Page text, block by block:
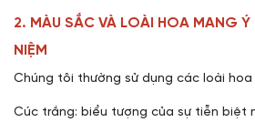
2. MÀU SẮC VÀ LOÀI HOA MANG
NIỆM
Chúng tôi thường sử dụng các loài hoa
Cúc trắng: biểu tượng của sự tiễn biệt